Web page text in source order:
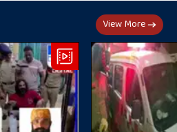
View More